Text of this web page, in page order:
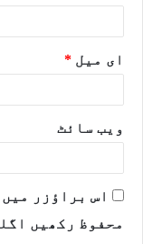
ای میل *
ویب‌ سائٹ
اس براؤزر
محفوظ رکھیں